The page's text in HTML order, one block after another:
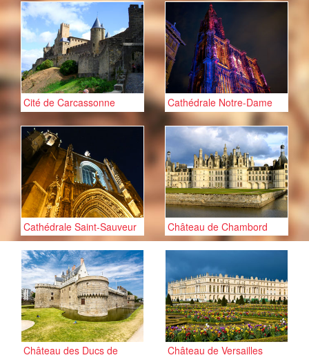
Cité de Carcassonne
Cathédrale Notre-Dame
de Strasbourg
Cathédrale Saint-Sauveur
d'Aix-en-Provence
Château de Chambord
Château des Ducs de
Château de Versailles